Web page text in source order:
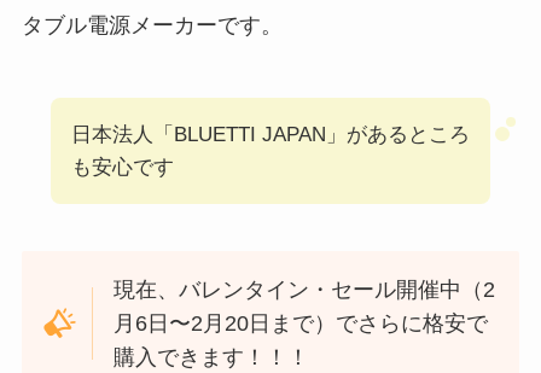
タブル電源メーカーです。
日本法人「BLUETTI JAPAN」があるところ
も安心です
現在、バレンタイン・セール開催中（2
月6日〜2月20日まで）でさらに格安で
購入できます！！！